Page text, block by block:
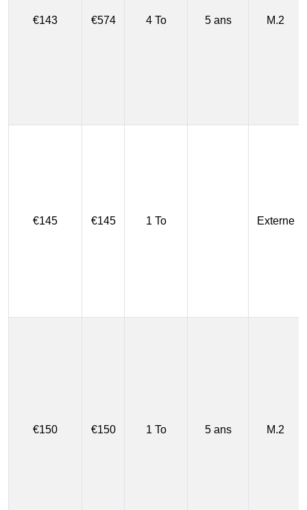
€143 €574 4 To 5 ans M.2
€145 €145 1 To Externe
€150 €150 1 To 5 ans M.2